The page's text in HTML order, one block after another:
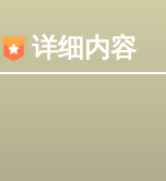
详细内容